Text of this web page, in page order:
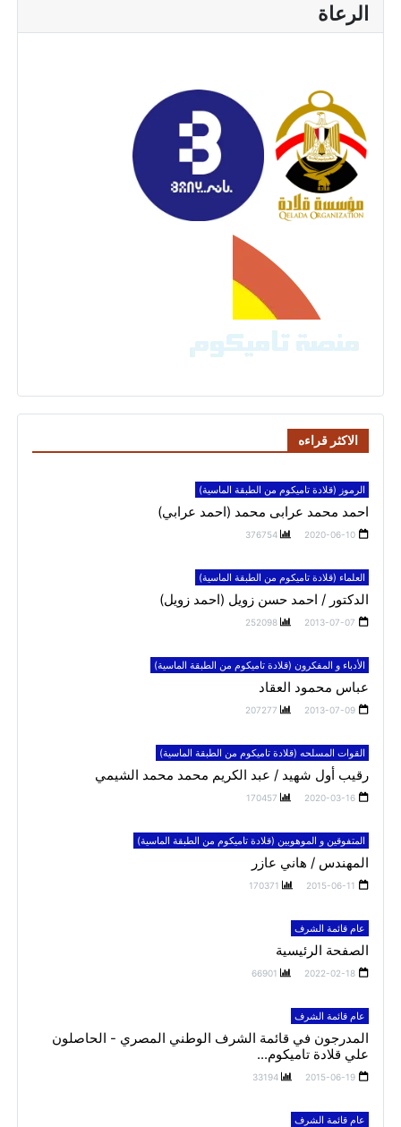
الرعاة
الاكثر قراءه
الرموز (قلادة تاميكوم من الطبقة الماسية)
احمد محمد عرابى محمد (احمد عرابي)
2020-06-10
376754
العلماء (قلادة تاميكوم من الطبقة الماسية)
الدكتور / احمد حسن زويل (احمد زويل)
2013-07-07
252098
الأدباء و المفكرون (قلادة تاميكوم من الطبقة الماسية)
عباس محمود العقاد
2013-07-09
207277
القوات المسلحه (قلادة تاميكوم من الطبقة الماسية)
رقيب أول شهيد / عبد الكريم محمد محمد الشيمي
2020-03-16
170457
المتفوقين و الموهوبين (قلادة تاميكوم من الطبقة الماسية)
المهندس / هاني عازر
2015-06-11
170371
عام قائمة الشرف
الصفحة الرئيسية
2022-02-18
66901
عام قائمة الشرف
المدرجون في قائمة الشرف الوطني المصري - الحاصلون
علي قلادة تاميكوم...
2015-06-19
33194
عام قائمة الشرف